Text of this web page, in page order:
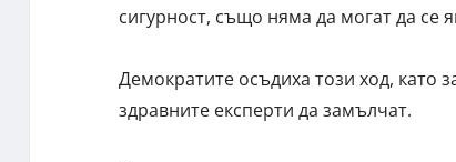
сигурност, също няма да могат да се
Демократите осъдиха този ход, като
здравните експерти да замълчат.